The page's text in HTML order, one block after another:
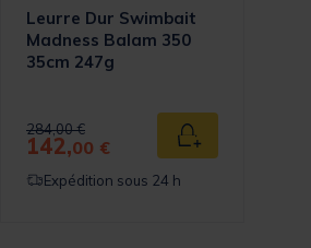
Leurre Dur Swimbait
Madness Balam 350
35cm 247g
Price reduced from
284,00 €to
142,00 € Ajouter au panier
Expédition sous 24 h